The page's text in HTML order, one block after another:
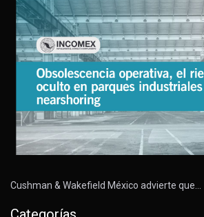
Cushman & Wakefield México advierte que…